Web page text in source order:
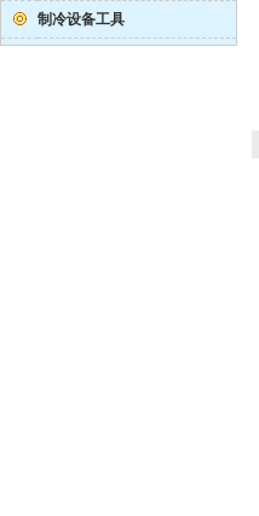
制冷设备工具